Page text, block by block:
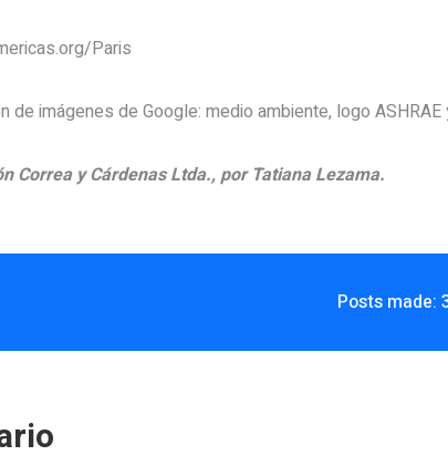
Paris
de imágenes de Google: medio ambiente, logo ASHRAE
Correa y Cárdenas Ltda., por Tatiana Lezama.
Posts made: